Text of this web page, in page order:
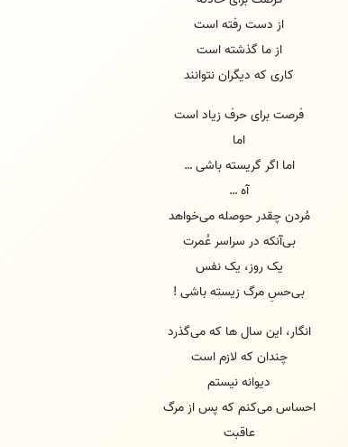
از دست رفته است
از ما گذشته است
کاری که دیگران نتوانند
فرصت برای حرف زیاد است
اما
اما اگر گریسته باشی …
آه …
مُردن چقدر حوصله می‌خواهد
بی‌آنکه در سراسر عُمرت
یک روز، یک نفس
بی‌حسِ مرگ زیسته باشی‌ !
انگار، این سال ها که می‌گذرد
چندان که لازم است
دیوانه نیستم
احساس می‌کنم که پس از مرگ
عاقبت